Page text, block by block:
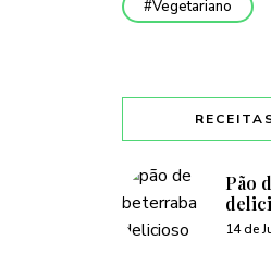
Vegetariano
Pão
14 de